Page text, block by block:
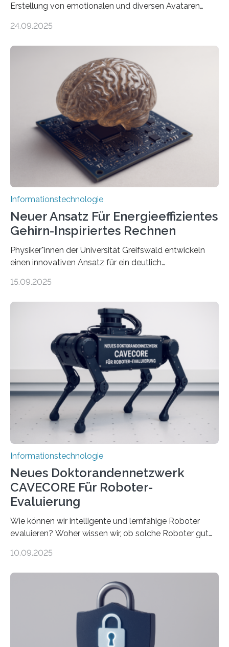
Erstellung von emotionalen und diversen Avataren
Förderung in Höhe von rund 2 Millionen Euro. Dabei
der MindPort GmbH eine neuartige, KI-gestützte
Lösung zur Erzeugung von Emotionen für realistische
Avatare. Gen-AIvatar entwickelt innovative und
kosteneffiziente Methoden, um lebensechte Avatare zu
erstellen. „Besonders wichtig ist uns eine ganzheitliche
Animation, bei der Stimme, Körperbewegung, Gestik
und Mimik im Einklang sind…
24.09.2025
Informationstechnologie
Neuer Ansatz Für Energieeffizientes
Gehirn-Inspiriertes Rechnen
Physiker*innen der Universität Greifswald entwickeln
einen innovativen Ansatz für ein deutlich
Lösungsweg ist inspiriert vom menschlichen Gehirn. Die
stellt die heutige Computertechnik vor
Herausforderungen. Herkömmliche Silizium-
Prozessoren stoßen an ihre Grenzen: Sie verbrauchen
viel Energie, die Speicher- und Verarbeitungseinheiten
sind voneinander getrennt und die Datenübertragung
bremst komplexe Anwendungen aus. Da KI-Modelle
immer größer werden und riesige Datenmengen
verarbeiten müssen, steigt der Bedarf an neuen
Rechenarchitekturen. Neben Quantencomputern
rücken dabei insbesondere…
15.09.2025
Informationstechnologie
Neues Doktorandennetzwerk
CAVECORE Für Roboter-
Evaluierung
Wie können wir intelligente und lernfähige Roboter
evaluieren? Woher wissen wir, ob solche Roboter gut
sich CAVECORE – ein neues Marie Skłodowska-Curie
koordiniert wird. Ab dem 1. September werden sich
über einen Zeitraum von vier Jahren insgesamt 15
Promovierende im Rahmen von CAVECORE mit
kognitiven Robotern beschäftigen – also mit Robotern,
die mittels Sensoren ihre Umgebung erfassen,
Informationen verarbeiten und häufig auch mit…
10.09.2025